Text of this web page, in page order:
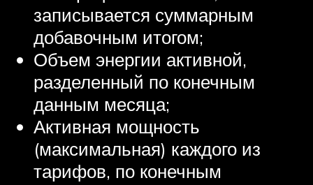
записывается суммарным
добавочным итогом;
Объем энергии активной,
разделенный по конечным
данным месяца;
Активная мощность
(максимальная) каждого из
тарифов, по конечным